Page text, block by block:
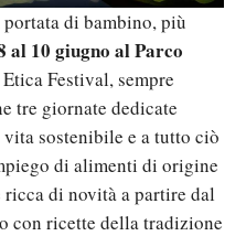
di bambino, più
al 10 giugno al Parco
Festival, sempre
tre giornate dedicate
sostenibile e a tutto ciò
di alimenti di origine
di novità a partire dal
con ricette della tradizione